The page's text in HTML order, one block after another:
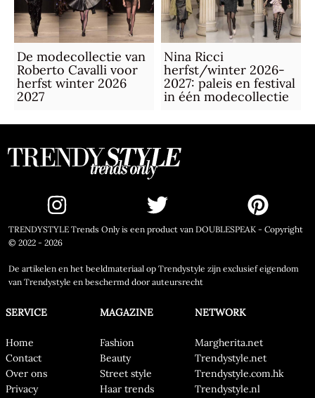
De modecollectie van
Roberto Cavalli voor
herfst winter 2026
2027
Nina Ricci
herfst/winter 2026-
2027: paleis en festival
in één modecollectie
TRENDYSTYLE Trends Only is een product van DOUBLESPEAK - Copyright
© 2022 - 2026
De artikelen en het beeldmateriaal op Trendystyle zijn exclusief eigendom
van Trendystyle en beschermd door auteursrecht
SERVICE
Home
Contact
Over ons
Privacy
MAGAZINE
Fashion
Beauty
Street style
Haar trends
NETWORK
Margherita.net
Trendystyle.net
Trendystyle.com.hk
Trendystyle.nl